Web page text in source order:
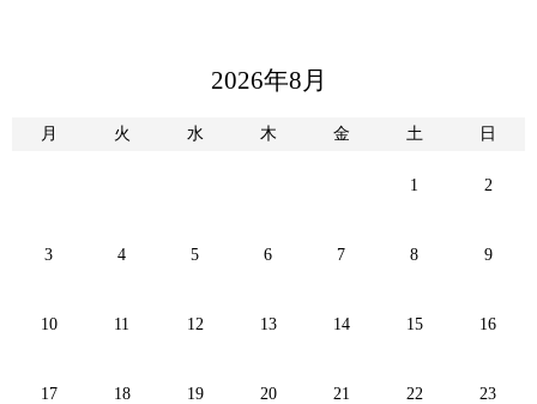
2026年8月
月 火 水 木 金 土 日
1 2
3 4 5 6 7 8 9
10 11 12 13 14 15 16
17 18 19 20 21 22 23